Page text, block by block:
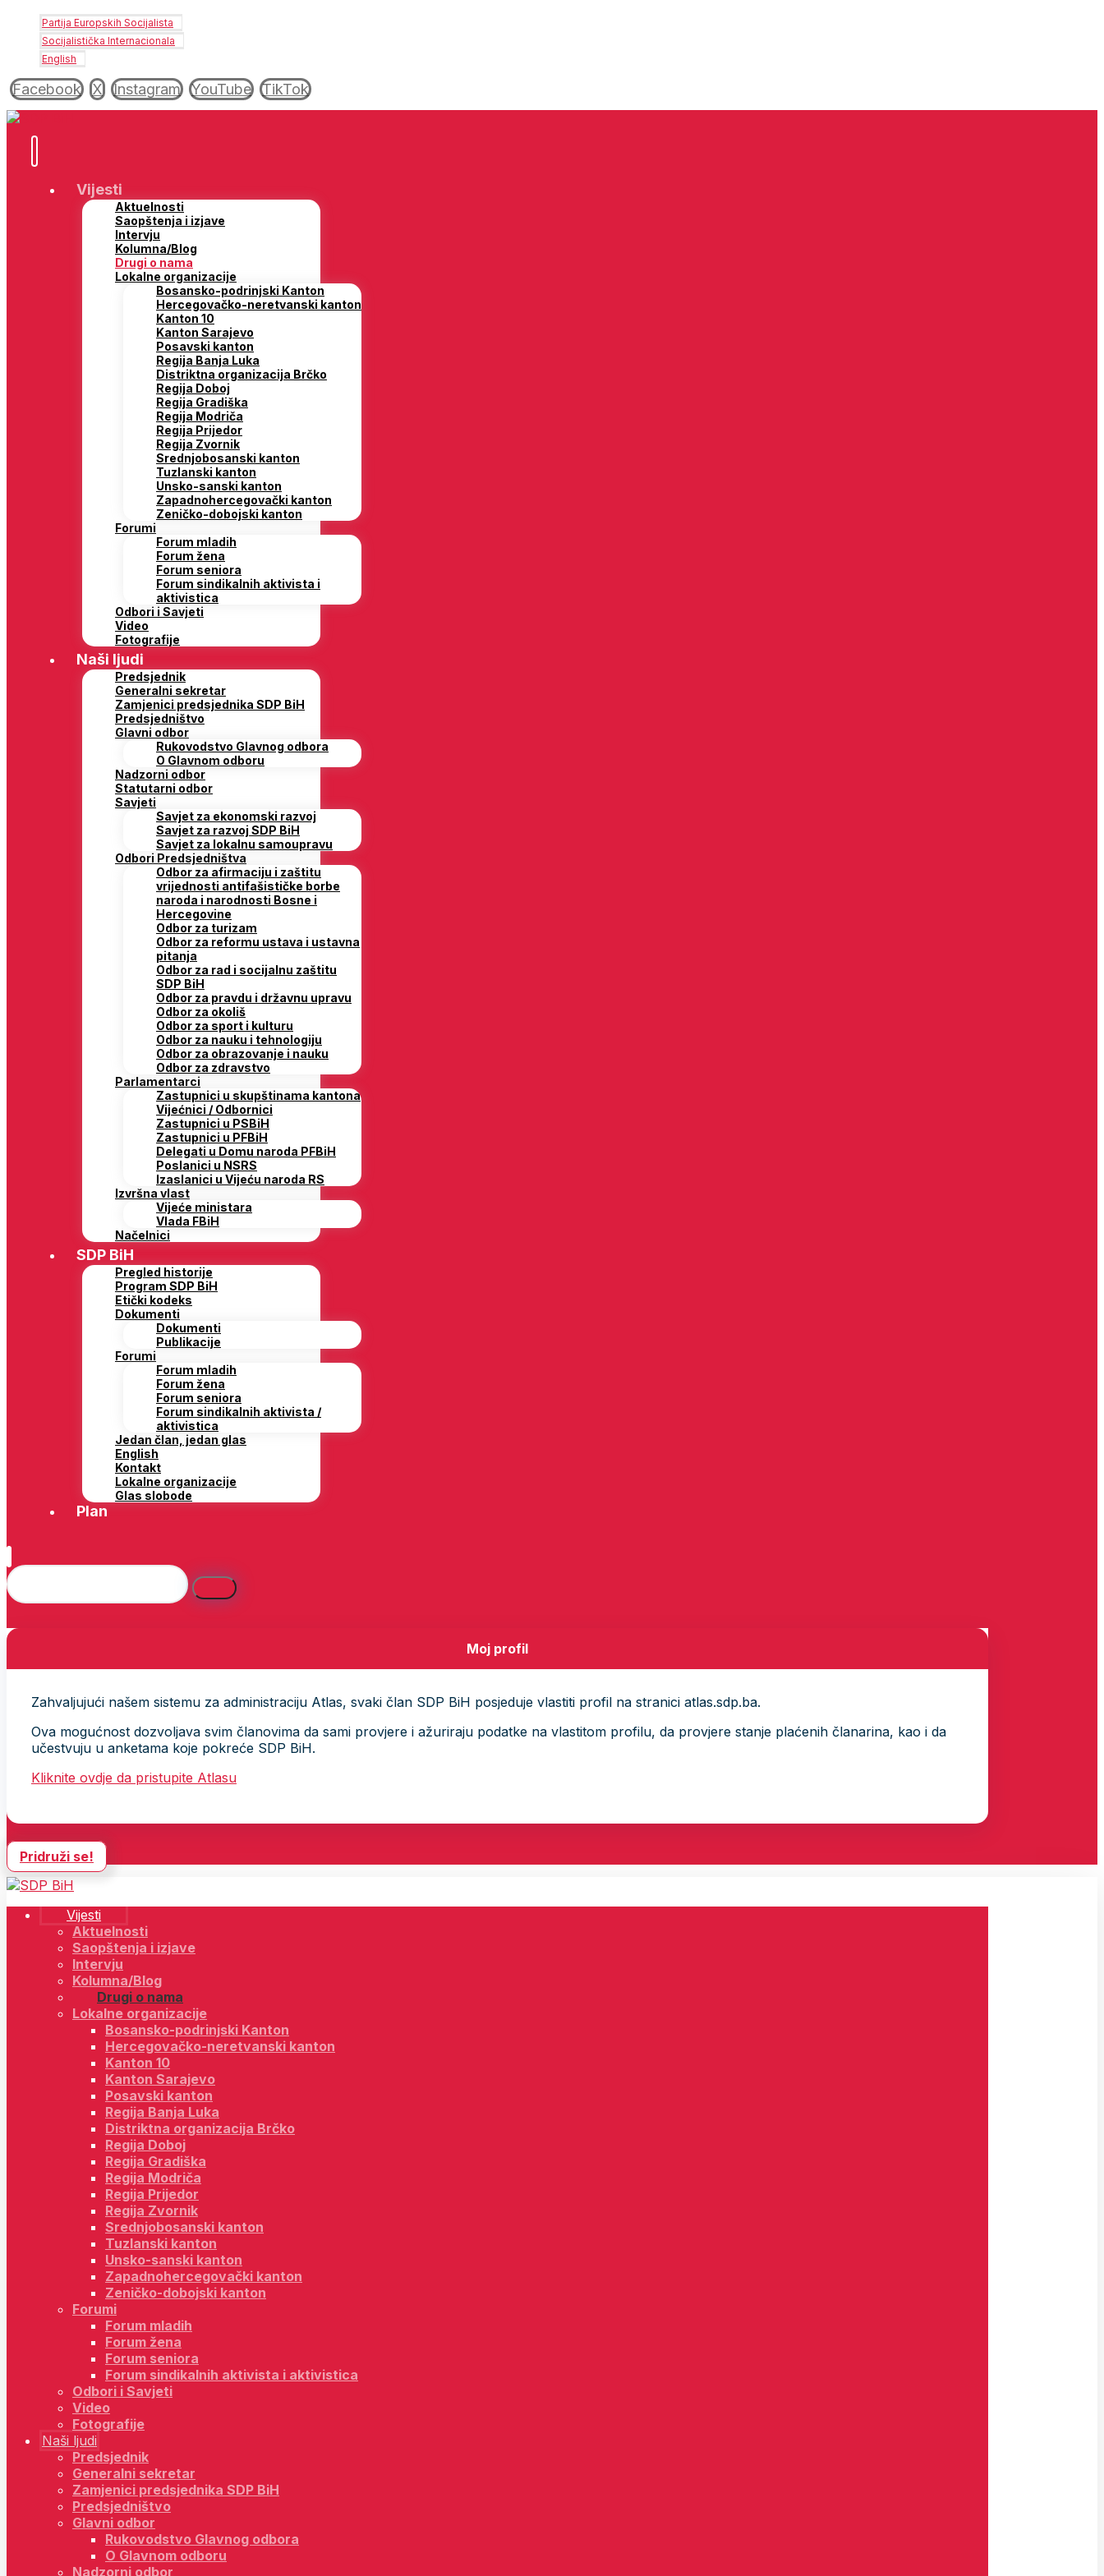
Partija Europskih Socijalista
Socijalistička Internacionala
English
Facebook X Instagram YouTube TikTok
Vijesti
Aktuelnosti
Saopštenja i izjave
Intervju
Kolumna/Blog
Drugi o nama
Lokalne organizacije
Bosansko-podrinjski Kanton
Hercegovačko-neretvanski kanton
Kanton 10
Kanton Sarajevo
Posavski kanton
Regija Banja Luka
Distriktna organizacija Brčko
Regija Doboj
Regija Gradiška
Regija Modriča
Regija Prijedor
Regija Zvornik
Srednjobosanski kanton
Tuzlanski kanton
Unsko-sanski kanton
Zapadnohercegovački kanton
Zeničko-dobojski kanton
Forumi
Forum mladih
Forum žena
Forum seniora
Forum sindikalnih aktivista i
aktivistica
Odbori i Savjeti
Video
Fotografije
Naši ljudi
Predsjednik
Generalni sekretar
Zamjenici predsjednika SDP BiH
Predsjedništvo
Glavni odbor
Rukovodstvo Glavnog odbora
O Glavnom odboru
Nadzorni odbor
Statutarni odbor
Savjeti
Savjet za ekonomski razvoj
Savjet za razvoj SDP BiH
Savjet za lokalnu samoupravu
Odbori Predsjedništva
Odbor za afirmaciju i zaštitu
vrijednosti antifašističke borbe
naroda i narodnosti Bosne i
Hercegovine
Odbor za turizam
Odbor za reformu ustava i ustavna
pitanja
Odbor za rad i socijalnu zaštitu
SDP BiH
Odbor za pravdu i državnu upravu
Odbor za okoliš
Odbor za sport i kulturu
Odbor za nauku i tehnologiju
Odbor za obrazovanje i nauku
Odbor za zdravstvo
Parlamentarci
Zastupnici u skupštinama kantona
Vijećnici / Odbornici
Zastupnici u PSBiH
Zastupnici u PFBiH
Delegati u Domu naroda PFBiH
Poslanici u NSRS
Izaslanici u Vijeću naroda RS
Izvršna vlast
Vijeće ministara
Vlada FBiH
Načelnici
SDP BiH
Pregled historije
Program SDP BiH
Etički kodeks
Dokumenti
Dokumenti
Publikacije
Forumi
Forum mladih
Forum žena
Forum seniora
Forum sindikalnih aktivista /
aktivistica
Jedan član, jedan glas
English
Kontakt
Lokalne organizacije
Glas slobode
Plan
Moj profil
Zahvaljujući našem sistemu za administraciju Atlas, svaki član SDP BiH posjeduje vlastiti profil na stranici atlas.sdp.ba.
Ova mogućnost dozvoljava svim članovima da sami provjere i ažuriraju podatke na vlastitom profilu, da provjere stanje plaćenih članarina, kao i da
učestvuju u anketama koje pokreće SDP BiH.
Kliknite ovdje da pristupite Atlasu
Pridruži se!
Vijesti
Aktuelnosti
Saopštenja i izjave
Intervju
Kolumna/Blog
Drugi o nama
Lokalne organizacije
Bosansko-podrinjski Kanton
Hercegovačko-neretvanski kanton
Kanton 10
Kanton Sarajevo
Posavski kanton
Regija Banja Luka
Distriktna organizacija Brčko
Regija Doboj
Regija Gradiška
Regija Modriča
Regija Prijedor
Regija Zvornik
Srednjobosanski kanton
Tuzlanski kanton
Unsko-sanski kanton
Zapadnohercegovački kanton
Zeničko-dobojski kanton
Forumi
Forum mladih
Forum žena
Forum seniora
Forum sindikalnih aktivista i aktivistica
Odbori i Savjeti
Video
Fotografije
Naši ljudi
Predsjednik
Generalni sekretar
Zamjenici predsjednika SDP BiH
Predsjedništvo
Glavni odbor
Rukovodstvo Glavnog odbora
O Glavnom odboru
Nadzorni odbor